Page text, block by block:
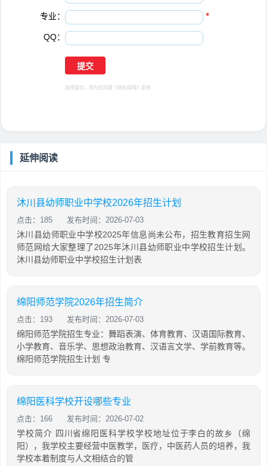
专业： *
QQ：
选择提交，视为您同意 《隐私保障》 条例
延伸阅读
沐川县幼师职业中学校2026年招生计划
点击：185 发布时间：2026-07-03
沐川县幼师职业中学校2025年信息尚未公布，招生教育招生网
师范网给大家整理了2025年沐川县幼师职业中学校招生计划。
沐川县幼师职业中学校招生计划表
绵阳师范学院2026年招生简介
点击：193 发布时间：2026-07-03
绵阳师范学院招生专业：舞蹈表演、体育教育、汉语国际教育、
小学教育、音乐学、思想政治教育、汉语言文学、学前教育等。
绵阳师范学院招生计划 专
绵阳医科学校开设哪些专业
点击：166 发布时间：2026-07-02
学校简介 四川省绵阳医科学校学校地址位于李白的故乡（绵
阳），我学校主要经营中医教学，医疗，中医药人员的培养，我
学校本着制度与人文相结合的管